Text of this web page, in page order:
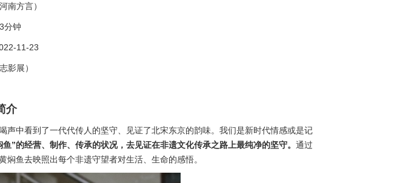
南方言）
分钟
11-23
影展）
介
声中看到了一代代传人的坚守、见证了北宋东京的韵味。我们是新时代情感或是记
”的经营、制作、传承的状况，去见证在非遗文化传承之路上最纯净的坚守。 通过
鱼去映照出每个非遗守望者对生活、生命的感悟。